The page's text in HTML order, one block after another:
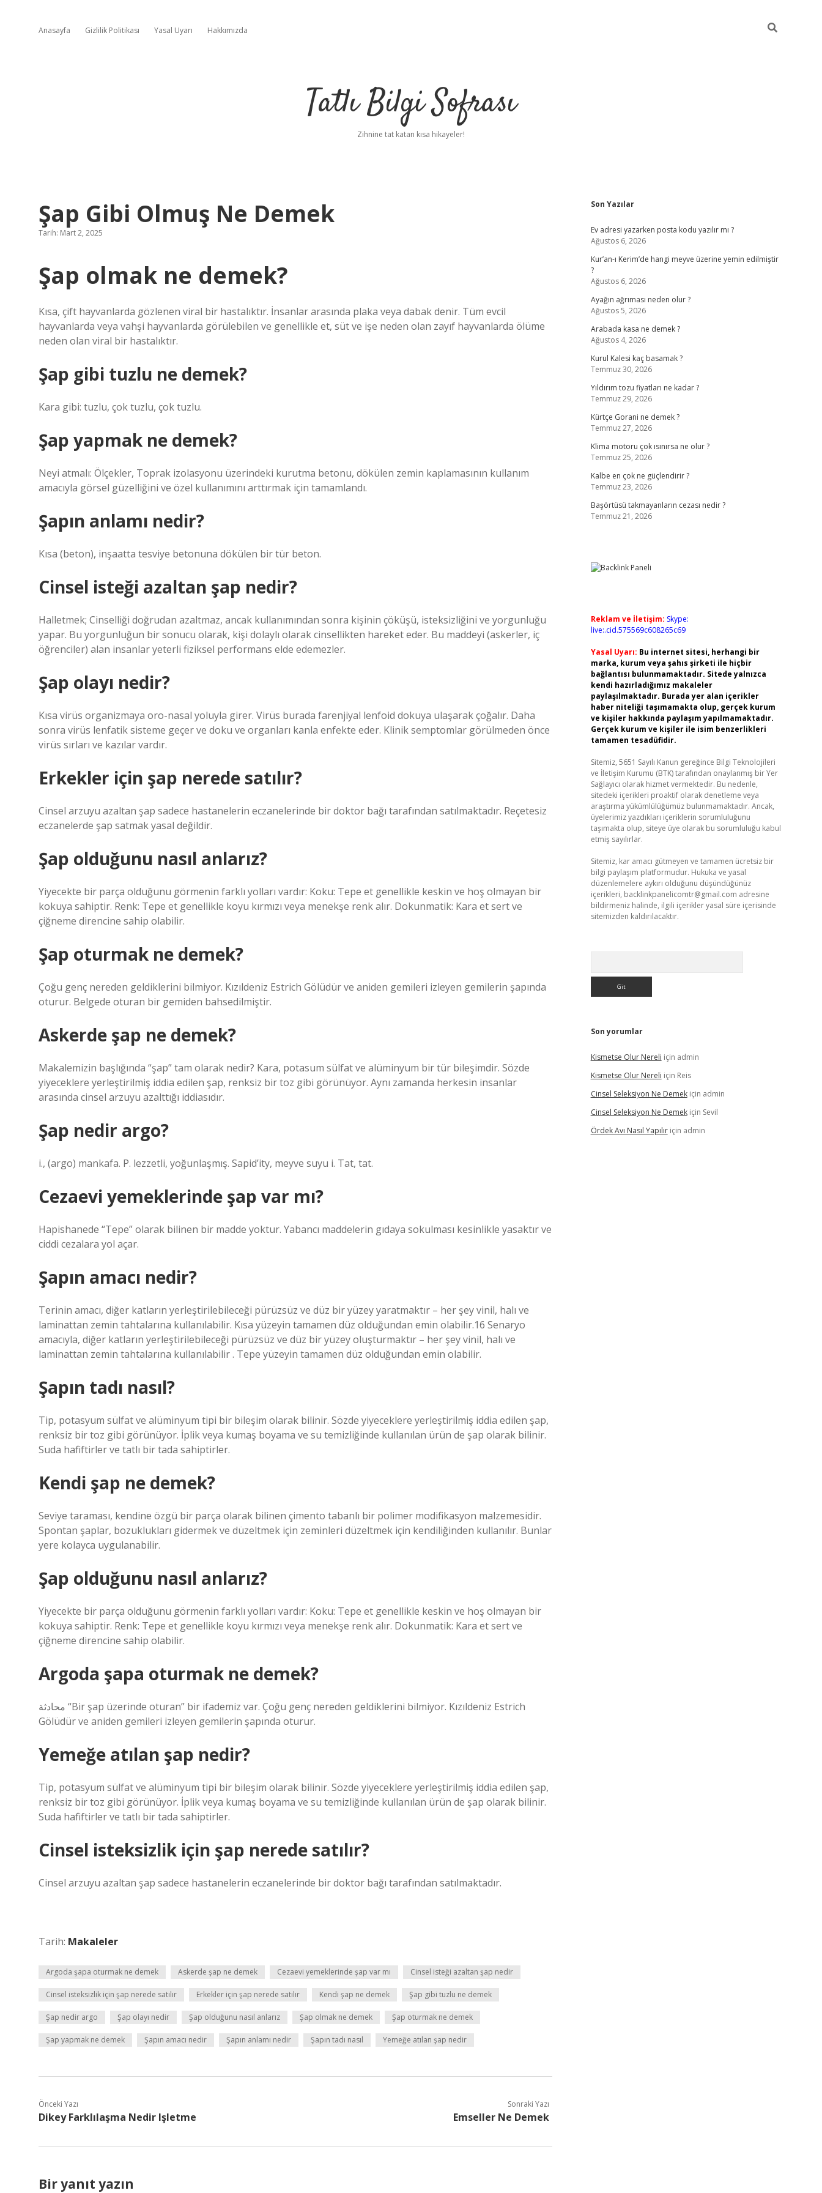
Anasayfa Gizlilik Politikası Yasal Uyarı Hakkımızda
Tatlı Bilgi Sofrası
Zihnine tat katan kısa hikayeler!
Şap Gibi Olmuş Ne Demek
Tarih: Mart 2, 2025
Şap olmak ne demek?
Kısa, çift hayvanlarda gözlenen viral bir hastalıktır. İnsanlar arasında plaka veya dabak denir. Tüm evcil
hayvanlarda veya vahşi hayvanlarda görülebilen ve genellikle et, süt ve işe neden olan zayıf hayvanlarda ölüme
neden olan viral bir hastalıktır.
Şap gibi tuzlu ne demek?
Kara gibi: tuzlu, çok tuzlu, çok tuzlu.
Şap yapmak ne demek?
Neyi atmalı: Ölçekler, Toprak izolasyonu üzerindeki kurutma betonu, dökülen zemin kaplamasının kullanım
amacıyla görsel güzelliğini ve özel kullanımını arttırmak için tamamlandı.
Şapın anlamı nedir?
Kısa (beton), inşaatta tesviye betonuna dökülen bir tür beton.
Cinsel isteği azaltan şap nedir?
Halletmek; Cinselliği doğrudan azaltmaz, ancak kullanımından sonra kişinin çöküşü, isteksizliğini ve yorgunluğu
yapar. Bu yorgunluğun bir sonucu olarak, kişi dolaylı olarak cinsellikten hareket eder. Bu maddeyi (askerler, iç
öğrenciler) alan insanlar yeterli fiziksel performans elde edemezler.
Şap olayı nedir?
Kısa virüs organizmaya oro-nasal yoluyla girer. Virüs burada farenjiyal lenfoid dokuya ulaşarak çoğalır. Daha
sonra virüs lenfatik sisteme geçer ve doku ve organları kanla enfekte eder. Klinik semptomlar görülmeden önce
virüs sırları ve kazılar vardır.
Erkekler için şap nerede satılır?
Cinsel arzuyu azaltan şap sadece hastanelerin eczanelerinde bir doktor bağı tarafından satılmaktadır. Reçetesiz
eczanelerde şap satmak yasal değildir.
Şap olduğunu nasıl anlarız?
Yiyecekte bir parça olduğunu görmenin farklı yolları vardır: Koku: Tepe et genellikle keskin ve hoş olmayan bir
kokuya sahiptir. Renk: Tepe et genellikle koyu kırmızı veya menekşe renk alır. Dokunmatik: Kara et sert ve
çiğneme direncine sahip olabilir.
Şap oturmak ne demek?
Çoğu genç nereden geldiklerini bilmiyor. Kızıldeniz Estrich Gölüdür ve aniden gemileri izleyen gemilerin şapında
oturur. Belgede oturan bir gemiden bahsedilmiştir.
Askerde şap ne demek?
Makalemizin başlığında “şap” tam olarak nedir? Kara, potasum sülfat ve alüminyum bir tür bileşimdir. Sözde
yiyeceklere yerleştirilmiş iddia edilen şap, renksiz bir toz gibi görünüyor. Aynı zamanda herkesin insanlar
arasında cinsel arzuyu azalttığı iddiasıdır.
Şap nedir argo?
i., (argo) mankafa. P. lezzetli, yoğunlaşmış. Sapid’ity, meyve suyu i. Tat, tat.
Cezaevi yemeklerinde şap var mı?
Hapishanede “Tepe” olarak bilinen bir madde yoktur. Yabancı maddelerin gıdaya sokulması kesinlikle yasaktır ve
ciddi cezalara yol açar.
Şapın amacı nedir?
Terinin amacı, diğer katların yerleştirilebileceği pürüzsüz ve düz bir yüzey yaratmaktır – her şey vinil, halı ve
laminattan zemin tahtalarına kullanılabilir. Kısa yüzeyin tamamen düz olduğundan emin olabilir.16 Senaryo
amacıyla, diğer katların yerleştirilebileceği pürüzsüz ve düz bir yüzey oluşturmaktır – her şey vinil, halı ve
laminattan zemin tahtalarına kullanılabilir . Tepe yüzeyin tamamen düz olduğundan emin olabilir.
Şapın tadı nasıl?
Tip, potasyum sülfat ve alüminyum tipi bir bileşim olarak bilinir. Sözde yiyeceklere yerleştirilmiş iddia edilen şap,
renksiz bir toz gibi görünüyor. İplik veya kumaş boyama ve su temizliğinde kullanılan ürün de şap olarak bilinir.
Suda hafiftirler ve tatlı bir tada sahiptirler.
Kendi şap ne demek?
Seviye taraması, kendine özgü bir parça olarak bilinen çimento tabanlı bir polimer modifikasyon malzemesidir.
Spontan şaplar, bozuklukları gidermek ve düzeltmek için zeminleri düzeltmek için kendiliğinden kullanılır. Bunlar
yere kolayca uygulanabilir.
Şap olduğunu nasıl anlarız?
Yiyecekte bir parça olduğunu görmenin farklı yolları vardır: Koku: Tepe et genellikle keskin ve hoş olmayan bir
kokuya sahiptir. Renk: Tepe et genellikle koyu kırmızı veya menekşe renk alır. Dokunmatik: Kara et sert ve
çiğneme direncine sahip olabilir.
Argoda şapa oturmak ne demek?
محادثة “Bir şap üzerinde oturan” bir ifademiz var. Çoğu genç nereden geldiklerini bilmiyor. Kızıldeniz Estrich
Gölüdür ve aniden gemileri izleyen gemilerin şapında oturur.
Yemeğe atılan şap nedir?
Tip, potasyum sülfat ve alüminyum tipi bir bileşim olarak bilinir. Sözde yiyeceklere yerleştirilmiş iddia edilen şap,
renksiz bir toz gibi görünüyor. İplik veya kumaş boyama ve su temizliğinde kullanılan ürün de şap olarak bilinir.
Suda hafiftirler ve tatlı bir tada sahiptirler.
Cinsel isteksizlik için şap nerede satılır?
Cinsel arzuyu azaltan şap sadece hastanelerin eczanelerinde bir doktor bağı tarafından satılmaktadır.
Tarih: Makaleler
Argoda şapa oturmak ne demek Askerde şap ne demek Cezaevi yemeklerinde şap var mı Cinsel isteği azaltan şap nedir
Cinsel isteksizlik için şap nerede satılır Erkekler için şap nerede satılır Kendi şap ne demek Şap gibi tuzlu ne demek
Şap nedir argo Şap olayı nedir Şap olduğunu nasıl anlarız Şap olmak ne demek Şap oturmak ne demek
Şap yapmak ne demek Şapın amacı nedir Şapın anlamı nedir Şapın tadı nasıl Yemeğe atılan şap nedir
Önceki Yazı
Dikey Farklılaşma Nedir Işletme
Sonraki Yazı
Emseller Ne Demek
Bir yanıt yazın
Sidebar
Son Yazılar
Ev adresi yazarken posta kodu yazılır mı ?
Ağustos 6, 2026
Kur’an-ı Kerim’de hangi meyve üzerine yemin edilmiştir
?
Ağustos 6, 2026
Ayağın ağrıması neden olur ?
Ağustos 5, 2026
Arabada kasa ne demek ?
Ağustos 4, 2026
Kurul Kalesi kaç basamak ?
Temmuz 30, 2026
Yıldırım tozu fiyatları ne kadar ?
Temmuz 29, 2026
Kürtçe Gorani ne demek ?
Temmuz 27, 2026
Klima motoru çok ısınırsa ne olur ?
Temmuz 25, 2026
Kalbe en çok ne güçlendirir ?
Temmuz 23, 2026
Başörtüsü takmayanların cezası nedir ?
Temmuz 21, 2026
Reklam ve İletişim: Skype:
live:.cid.575569c608265c69
Yasal Uyarı: Bu internet sitesi, herhangi bir
marka, kurum veya şahıs şirketi ile hiçbir
bağlantısı bulunmamaktadır. Sitede yalnızca
kendi hazırladığımız makaleler
paylaşılmaktadır. Burada yer alan içerikler
haber niteliği taşımamakta olup, gerçek kurum
ve kişiler hakkında paylaşım yapılmamaktadır.
Gerçek kurum ve kişiler ile isim benzerlikleri
tamamen tesadüfidir.
Sitemiz, 5651 Sayılı Kanun gereğince Bilgi Teknolojileri
ve İletişim Kurumu (BTK) tarafından onaylanmış bir Yer
Sağlayıcı olarak hizmet vermektedir. Bu nedenle,
sitedeki içerikleri proaktif olarak denetleme veya
araştırma yükümlülüğümüz bulunmamaktadır. Ancak,
üyelerimiz yazdıkları içeriklerin sorumluluğunu
taşımakta olup, siteye üye olarak bu sorumluluğu kabul
etmiş sayılırlar.
Sitemiz, kar amacı gütmeyen ve tamamen ücretsiz bir
bilgi paylaşım platformudur. Hukuka ve yasal
düzenlemelere aykırı olduğunu düşündüğünüz
içerikleri, backlinkpanelicomtr@gmail.com adresine
bildirmeniz halinde, ilgili içerikler yasal süre içerisinde
sitemizden kaldırılacaktır.
Son yorumlar
Kismetse Olur Nereli için admin
Kismetse Olur Nereli için Reis
Cinsel Seleksiyon Ne Demekiçin admin
Cinsel Seleksiyon Ne Demekiçin Sevil
Ördek Avı Nasıl Yapılıriçin admin